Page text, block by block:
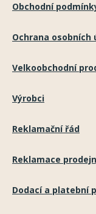
Obchodní
Ochrana osobních
Velkoobchodní
Výrobci
Reklamační řád
Reklamace
Dodací a platební